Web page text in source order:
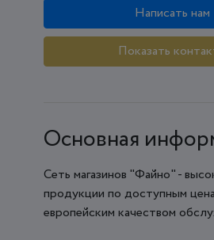
Написать нам
Показать
Основная
Сеть магазинов "Файно" -
продукции по доступным
европейским качеством